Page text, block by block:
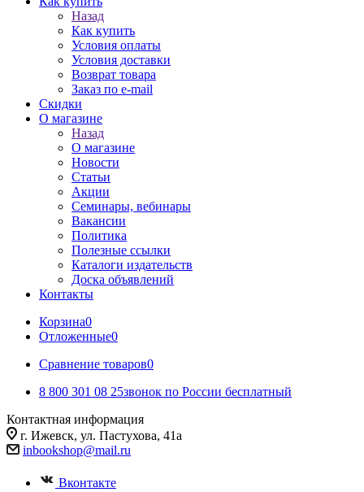
Назад
Как купить
Условия оплаты
Условия доставки
Возврат товара
Заказ по e-mail
Скидки
О магазине
Назад
О магазине
Новости
Статьи
Акции
Семинары, вебинары
Вакансии
Политика
Полезные ссылки
Каталоги издательств
Доска объявлений
Контакты
Корзина0
Отложенные0
Сравнение товаров0
8 800 301 08 25звонок по России бесплатный
Контактная информация
г. Ижевск, ул. ​Пастухова, 41а
inbookshop@mail.ru
Вконтакте